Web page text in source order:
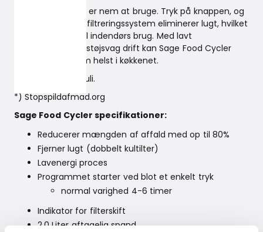
Sage Food Cycler er nem at bruge. Tryk på knappen, og
det unikke kulstoffiltreringssystem eliminerer lugt, hvilket
gør den perfekt til indendørs brug. Med lavt
energiforbrug og støjsvag drift kan Sage Food Cycler
placeres hvor som helst i køkkenet.
Lanceres medio juli.
*) Stopspildafmad.org
Sage Food Cycler specifikationer:
Reducerer mængden af affald med op til 80%
Fjerner lugt (dobbelt kultilter)
Lavenergi proces
Programmet starter ved blot et enkelt tryk
normal varighed 4-6 timer
Indikator for filterskift
2,0 Liter aftagelig spand